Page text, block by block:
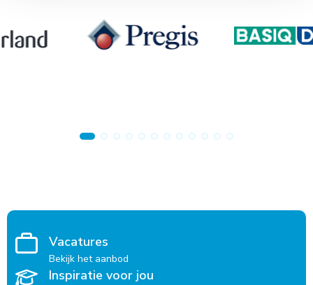
Vacatures
Bekijk het aanbod
Inspiratie voor jou